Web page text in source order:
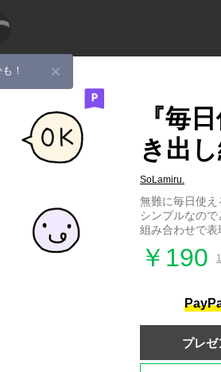
！
『毎
き出
SoLamiru.
無難に毎日使え
シンプルなので
組み合わせで
￥190
プレ